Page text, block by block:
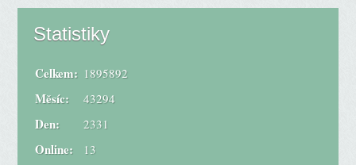
Statistiky
Online: 13
Celkem: 1895892
Měsíc: 43294
Den: 2331